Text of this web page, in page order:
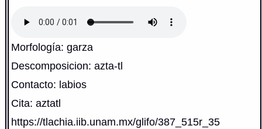
Morfología: garza
Descomposicion: azta-tl
Contacto: labios
Cita: aztatl
https://tlachia.iib.unam.mx/glifo/387_515r_35